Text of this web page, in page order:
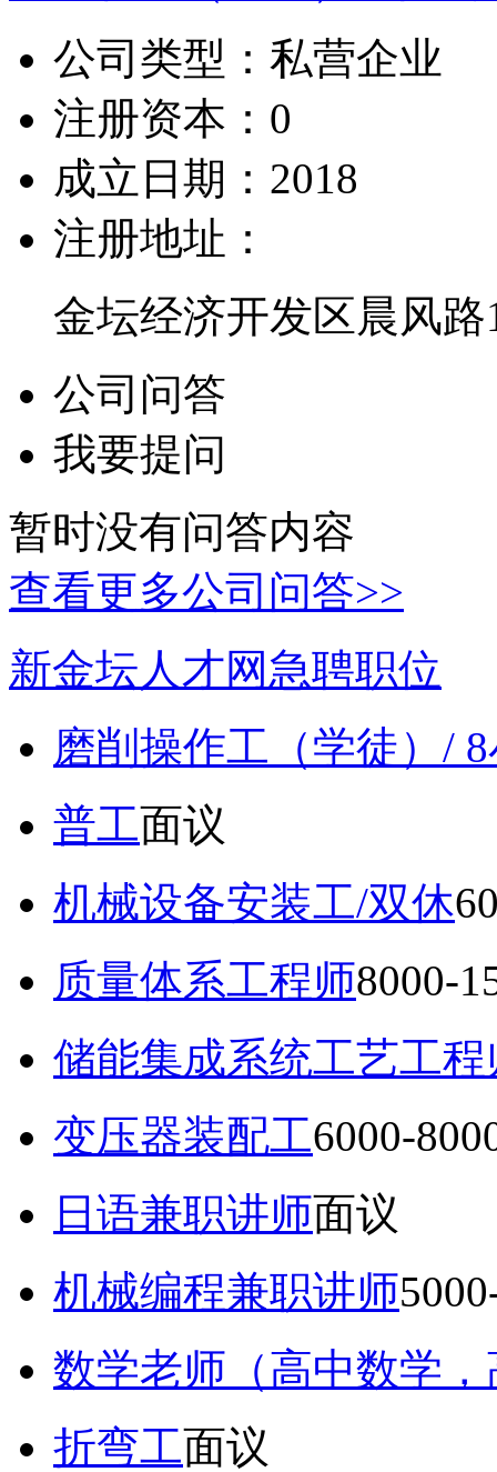
公司类型： 私营企业
注册资本： 0
成立日期： 2018
注册地址：
金坛经济开发区晨风路
公司问答
我要提问
暂时没有问答内容
查看更多公司问答>>
新金坛人才网急聘职位
磨削操作工（学徒）/
普工面议
机械设备安装工/双休
质量体系工程师8000-
储能集成系统工艺工程
变压器装配工6000-
日语兼职讲师面议
机械编程兼职讲师
数学老师（高中数学
折弯工面议